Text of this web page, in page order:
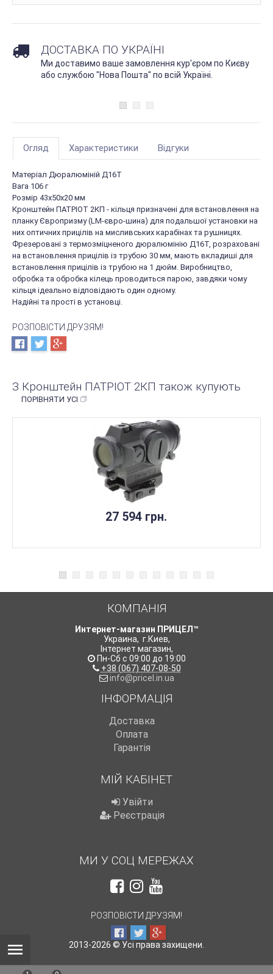
ДОСТАВКА ПО УКРАЇНІ
Ми доставимо ваше замовлення кур'єром по Києву
або службою "Нова Пошта" по всій Україні.
Огляд Характеристики Відгуки
Матеріал Дюралюміній Д16Т
Вага 106 г
Розмір 43х50х20 мм
Кронштейн ПАТРІОТ 2КП - кільця призначені для встановлення на
планку Європризму (LM-євро-шина) для подальшої установки на
них оптичних прицілів на мисливських карабінах та рушницях.
Фрезеровані з термозміцненого дюралюмінію Д16Т, розраховані
на встановлення прицілів із трубою 30 мм, мають вкладиші для
встановлення прицілів із трубою на 1 дюйм. Виробництво,
обробка та обробка кілець проводиться парою, завдяки чому
кільця ідеально відповідають один одному.
Надійні та прості в установці.
РОЗПОВІСТИ ДРУЗЯМ!
З Кронштейн ПАТРІОТ 2КП також купують
ПОРІВНЯТИ УСІ
27 594 грн.
КОМПАНІЯ
Интернет-магазин ПРИЦЕЛ™
Украина, г.Киев,
Інтернет магазин,
Пн-Сб с 09:00 до 19:00
+38 (067) 407-08-50
info@pricel.in.ua
ІНФОРМАЦІЯ
Доставка
Оплата
Гарантія
МІЙ КАБІНЕТ
Увійти
Реєстрація
МИ У СОЦ МЕРЕЖАХ
РОЗПОВІСТИ ДРУЗЯМ!
2013-2026 © Усі права захищени.